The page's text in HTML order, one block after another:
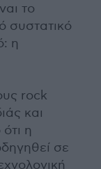
το
συστατικό
η
rock
και
η
σε